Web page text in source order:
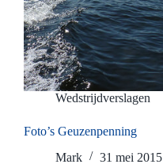
Wedstrijdverslagen
Foto’s Geuzenpenning
Mark
31 mei 2015